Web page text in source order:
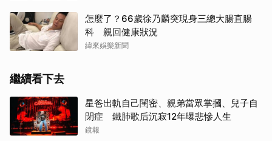
怎麼了？66歲徐乃麟突現身三總大腸直腸
科 親回健康狀況
緯來娛樂新聞
繼續看下去
星爸出軌自己閨密、親弟當眾掌摑、兒子自
閉症 鐵肺歌后沉寂12年曝悲慘人生
鏡報